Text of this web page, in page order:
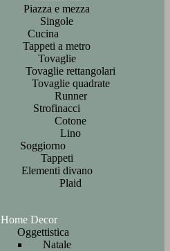
Piazza e mezza
Singole
Cucina
Tappeti a metro
Tovaglie
Tovaglie rettangolari
Tovaglie quadrate
Runner
Strofinacci
Cotone
Lino
Soggiorno
Tappeti
Elementi divano
Plaid
Home Decor
Oggettistica
Natale